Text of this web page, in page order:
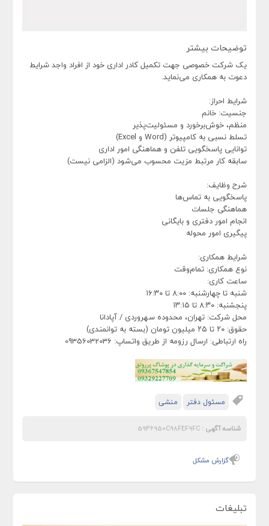
توضیحات بیشتر
یک شرکت خصوصی جهت تکمیل کادر اداری خود از افراد واجد شرایط
دعوت به همکاری می‌نماید.
شرایط احراز:
جنسیت: خانم
منظم، خوش‌برخورد و مسئولیت‌پذیر
تسلط نسبی به کامپیوتر (Word و Excel)
توانایی پاسخگویی تلفن و هماهنگی امور اداری
سابقه کار مرتبط مزیت محسوب می‌شود (الزامی نیست)
شرح وظایف:
پاسخگویی به تماس‌ها
هماهنگی جلسات
انجام امور دفتری و بایگانی
پیگیری امور محوله
شرایط همکاری:
نوع همکاری: تمام‌وقت
ساعت کاری:
شنبه تا چهارشنبه: ۸:۰۰ تا ۱۶:۳۰
پنجشنبه: ۸:۳۰ تا ۱۳:۱۵
محل شرکت: تهران، محدوده سهروردی / آپادانا
حقوق: ۲۰ تا ۲۵ میلیون تومان (بسته به توانمندی)
راه ارتباطی: ارسال رزومه از طریق واتساپ: 09356032036
مسئول دفتر منشی
شناسه آگهی : 5946950C98FEF9FC
گزارش مشکل
تبلیغات